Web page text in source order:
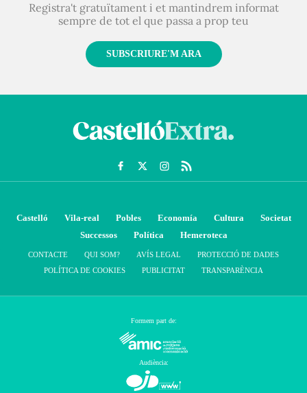
Registra't gratuïtament i et mantindrem informat
sempre de tot el que passa a prop teu
SUBSCRIURE'M ARA
Castelló Vila-real Pobles Economía Cultura
Societat
Successos
Política Hemeroteca
CONTACTE QUI SOM? AVÍS LEGAL
PROTECCIÓ DE DADES
POLÍTICA DE COOKIES
PUBLICITAT TRANSPARÈNCIA
Formem part de:
Audiència: